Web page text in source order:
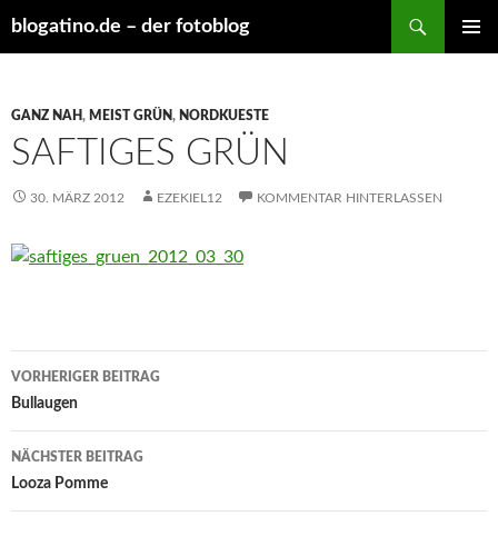
blogatino.de – der fotoblog
GANZ NAH, MEIST GRÜN, NORDKUESTE
SAFTIGES GRÜN
30. MÄRZ 2012 EZEKIEL12 KOMMENTAR HINTERLASSEN
Beitragsnavigation
VORHERIGER BEITRAG
Bullaugen
NÄCHSTER BEITRAG
Looza Pomme